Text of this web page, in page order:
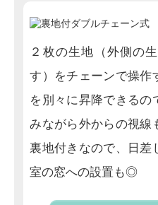
２枚の生地（外側の
す）をチェーンで操作
を別々に昇降できるの
みながら外からの視線
裏地付きなので、日差
室の窓への設置も◎